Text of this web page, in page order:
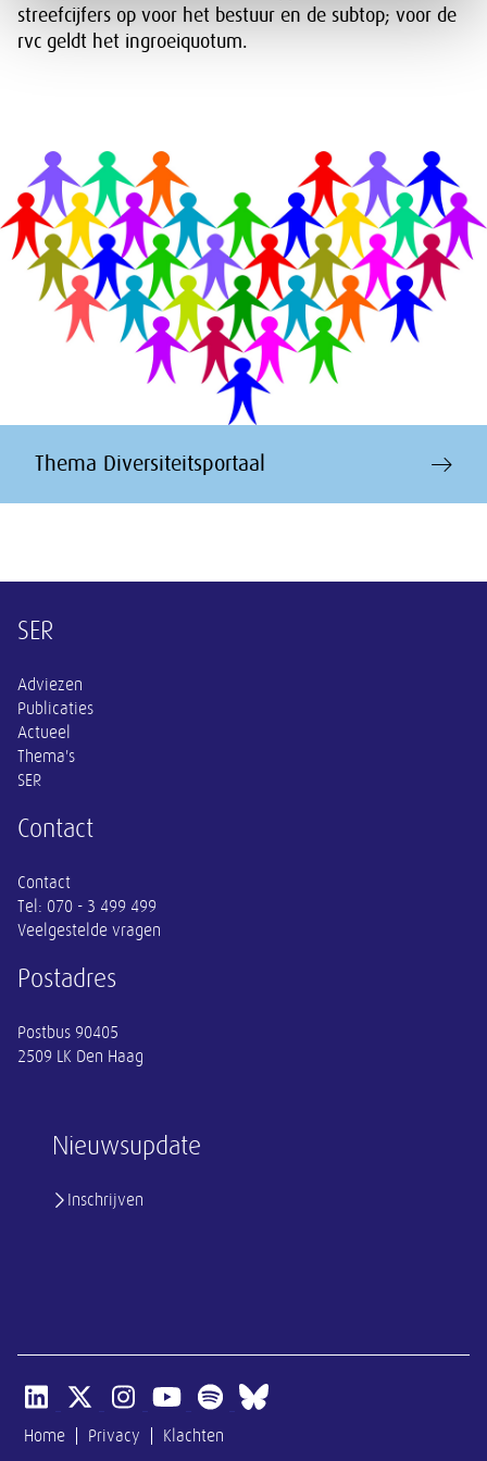
streefcijfers op voor het bestuur en de subtop; voor de
rvc geldt het ingroeiquotum.
Thema Diversiteitsportaal
Overige informatie
Nieuwsupdate
Inschrijven
SER
Adviezen
Publicaties
Actueel
Thema's
SER
Contact
Contact
Tel: 070 - 3 499 499
Veelgestelde vragen
Postadres
Postbus 90405
2509 LK Den Haag
Open linkedin van SER
Open x-twitter van SER
Open instagram van SER
Open youtube van SER
Open spotify van SER
Open bluesky van SER
Home Privacy Klachten